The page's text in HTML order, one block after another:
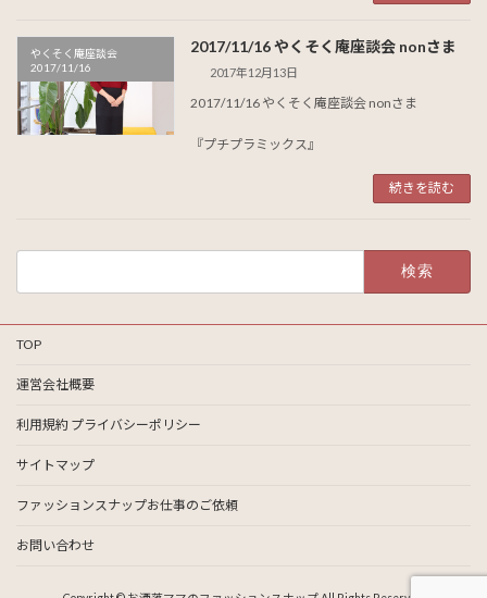
やくそく庵座談会
2017/11/16
2017/11/16 やくそく庵座談会 nonさま
2017年12月13日
2017/11/16 やくそく庵座談会 nonさま
『プチプラミックス』
続きを読む
TOP
運営会社概要
利用規約 プライバシーポリシー
サイトマップ
ファッションスナップお仕事のご依頼
お問い合わせ